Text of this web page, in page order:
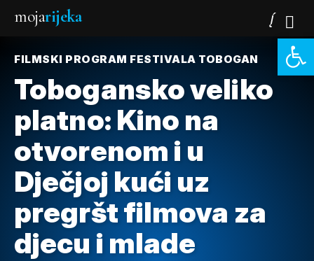
mojarijeka
FILMSKI PROGRAM FESTIVALA TOBOGAN
Tobogansko veliko
platno: Kino na
otvorenom i u
Dječjoj kući uz
pregršt filmova za
djecu i mlade